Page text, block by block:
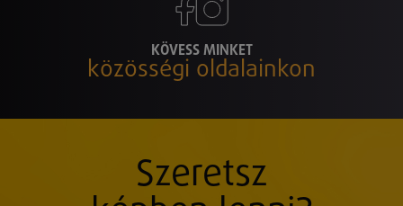
KÖVESS MINKET
közösségi oldalainkon
Szeretsz